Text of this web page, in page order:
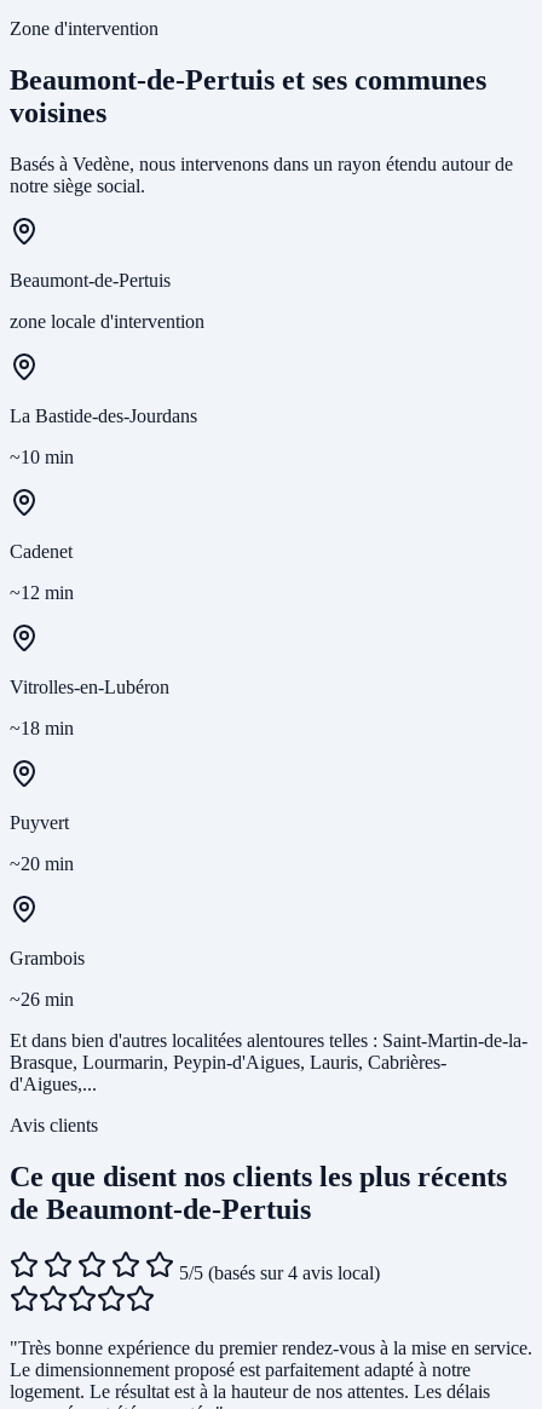
Zone d'intervention
Beaumont-de-Pertuis et ses communes
voisines
Basés à Vedène, nous intervenons dans un rayon étendu autour de
notre siège social.
Beaumont-de-Pertuis
zone locale d'intervention
La Bastide-des-Jourdans
~10 min
Cadenet
~12 min
Vitrolles-en-Lubéron
~18 min
Puyvert
~20 min
Grambois
~26 min
Et dans bien d'autres localitées alentoures telles : Saint-Martin-de-la-
Brasque, Lourmarin, Peypin-d'Aigues, Lauris, Cabrières-
d'Aigues,...
Avis clients
Ce que disent nos clients les plus récents
de Beaumont-de-Pertuis
5/5 (basés sur 4 avis local)
"Très bonne expérience du premier rendez-vous à la mise en service.
Le dimensionnement proposé est parfaitement adapté à notre
logement. Le résultat est à la hauteur de nos attentes. Les délais